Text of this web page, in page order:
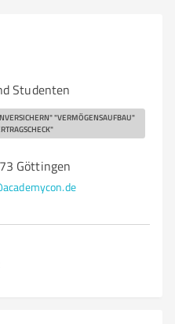
Studenten
"VERMÖGENSAUFBAU"
Göttingen